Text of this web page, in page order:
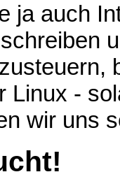
ja auch
Linux -
wir uns